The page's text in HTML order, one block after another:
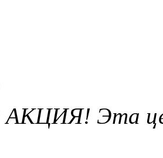
АКЦИЯ! Эта